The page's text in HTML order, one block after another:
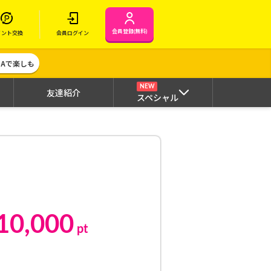
ント交換 会員ログイン 会員登録(無料)
で楽しも
友達紹介
NEW
スペシャル
pt